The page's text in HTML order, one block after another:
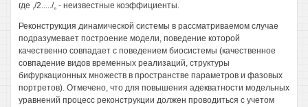
где ,/2...../„ - неизвестные коэффициенты.
Реконструкция динамической системы в рассматриваемом случае
подразумевает построение модели, поведение которой
качественно совпадает с поведением биосистемы (качественное
совпадение видов временных реализаций, структуры
бифуркационных множеств в пространстве параметров и фазовых
портретов). Отмечено, что для повышения адекватности модельных
уравнений процесс реконструкции должен проводиться с учетом